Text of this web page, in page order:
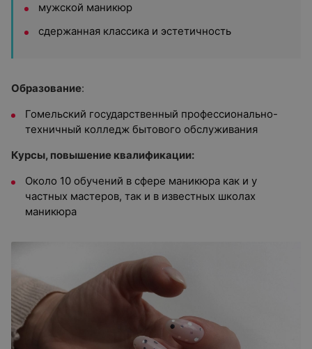
мужской маникюр
сдержанная классика и эстетичность
Образование:
Гомельский государственный профессионально-
техничный колледж бытового обслуживания
Курсы, повышение квалификации:
Около 10 обучений в сфере маникюра как и у
частных мастеров, так и в известных школах
маникюра